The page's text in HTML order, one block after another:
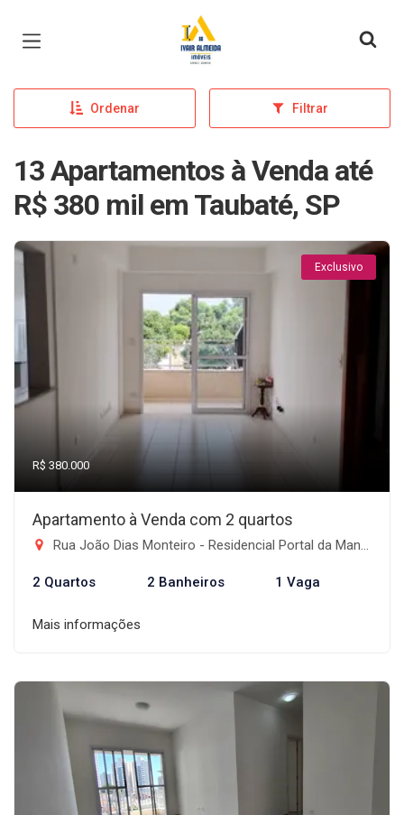
Página inicial
Ordenar Filtrar
13 Apartamentos à Venda até
R$ 380 mil em Taubaté, SP
Exclusivo
R$ 380.000
Apartamento à Venda com 2 quartos
Rua João Dias Monteiro - Residencial Portal da Mantiqueira, Taubaté-SP
2 Quartos 2 Banheiros 1 Vaga
Mais informações